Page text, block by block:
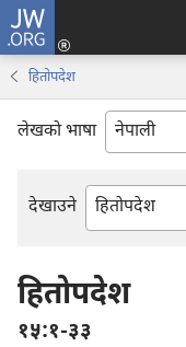
JW.ORG
हितोपदेश
लेखको भाषा
देखाउने
बाइबलको
हितोपदेश
१५:१-३३